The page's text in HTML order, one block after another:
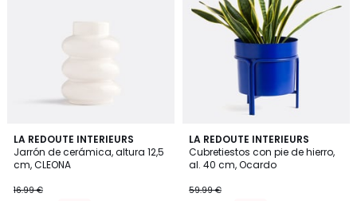
LA REDOUTE INTERIEURS
Jarrón de cerámica, altura 12,5
cm, CLEONA
16.99 €
LA REDOUTE INTERIEURS
Cubretiestos con pie de hierro,
al. 40 cm, Ocardo
59.99 €
4,3
/ 5